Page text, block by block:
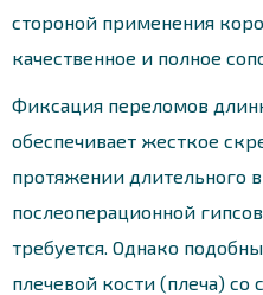
стороной применения
качественное и полное
Фиксация переломов
обеспечивает жесткое
протяжении длительного
послеоперационной
требуется. Однако
плечевой кости (плеча)